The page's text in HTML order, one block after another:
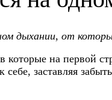
дыхании, от
на первой
заставляя